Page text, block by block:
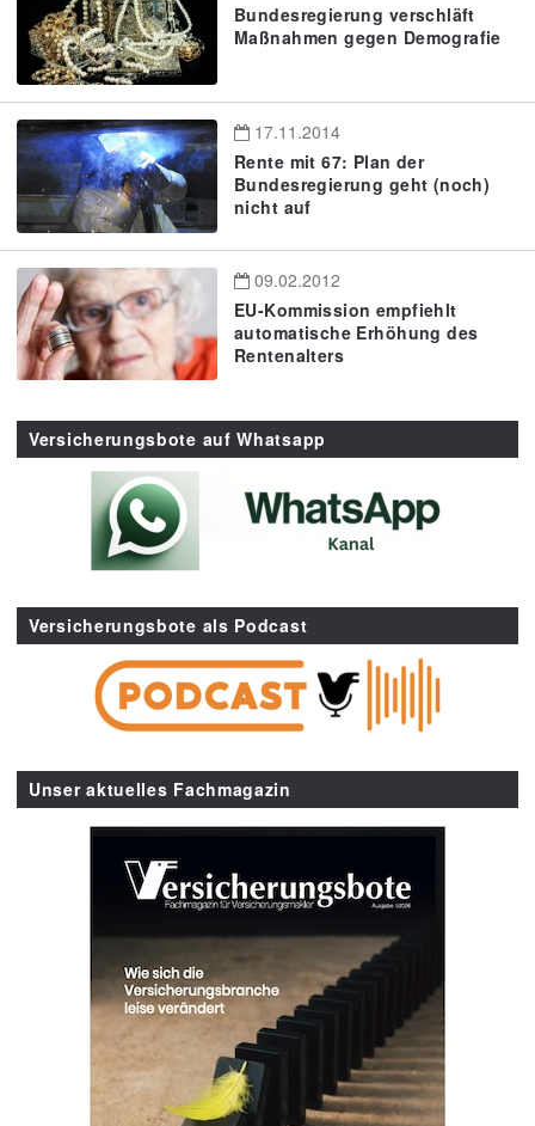
Bundesregierung verschläft
Maßnahmen gegen Demografie
17.11.2014
Rente mit 67: Plan der
Bundesregierung geht (noch)
nicht auf
09.02.2012
EU-Kommission empfiehlt
automatische Erhöhung des
Rentenalters
Versicherungsbote auf Whatsapp
Versicherungsbote als Podcast
Unser aktuelles Fachmagazin